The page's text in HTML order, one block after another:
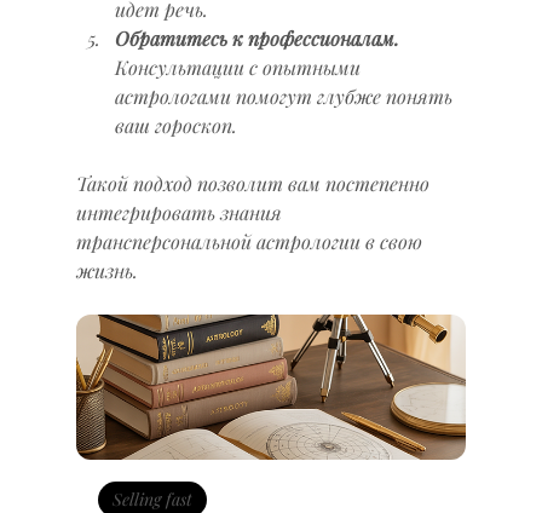
идет речь.
Обратитесь к профессионалам.
Консультации с опытными
астрологами помогут глубже понять
ваш гороскоп.
Такой подход позволит вам постепенно
интегрировать знания
трансперсональной астрологии в свою
жизнь.
Selling fast